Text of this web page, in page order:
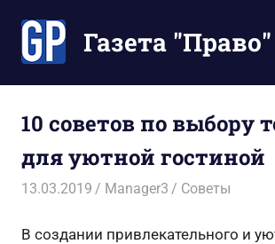
содержимомуГазета "Право"
экономят
Ваше
время
10 советов по выбору
для уютной гостиной
13.03.2019 Manager3 Советы
В создании привлекательного и